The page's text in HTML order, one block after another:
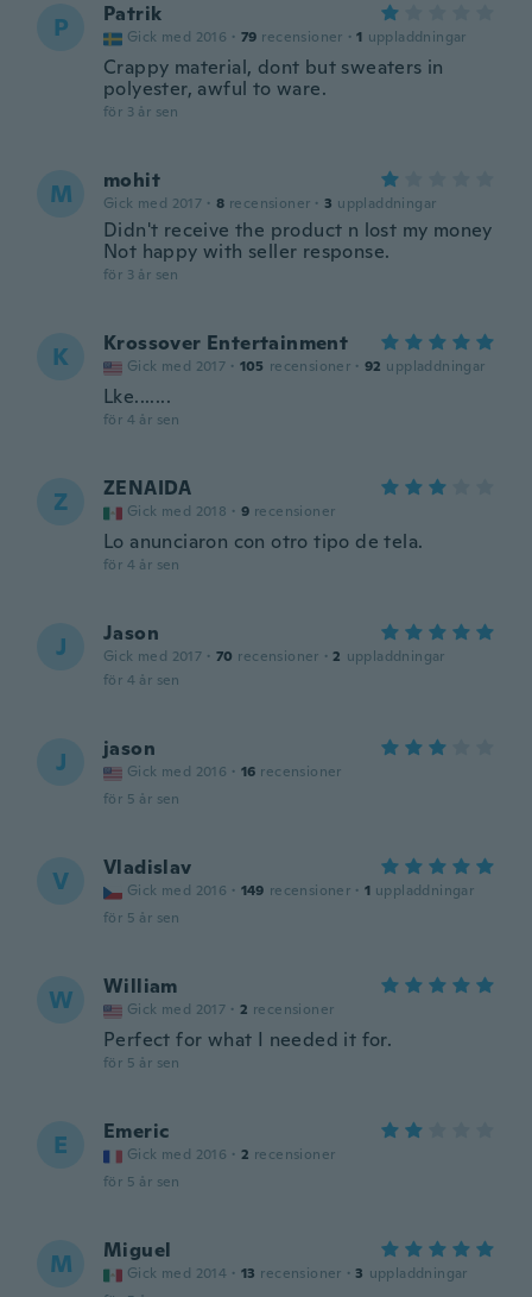
P Patrik
Gick med 2016 · 79 recensioner · 1 uppladdningar
Crappy material, dont but sweaters in
polyester, awful to ware.
för 3 år sen
M mohit
Gick med 2017 · 8 recensioner · 3 uppladdningar
Didn't receive the product n lost my money
Not happy with seller response.
för 3 år sen
K Krossover Entertainment
Gick med 2017 · 105 recensioner · 92 uppladdningar
Lke.......
för 4 år sen
Z ZENAIDA
Gick med 2018 · 9 recensioner
Lo anunciaron con otro tipo de tela.
för 4 år sen
J Jason
Gick med 2017 · 70 recensioner · 2 uppladdningar
för 4 år sen
J jason
Gick med 2016 · 16 recensioner
för 5 år sen
V Vladislav
Gick med 2016 · 149 recensioner · 1 uppladdningar
för 5 år sen
W William
Gick med 2017 · 2 recensioner
Perfect for what I needed it for.
för 5 år sen
E Emeric
Gick med 2016 · 2 recensioner
för 5 år sen
M Miguel
Gick med 2014 · 13 recensioner · 3 uppladdningar